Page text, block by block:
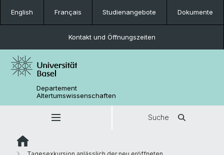
English Français Studienangebote Dokumente
Kontakt und Öffnungszeiten
Departement
Altertumswissenschaften
Suche